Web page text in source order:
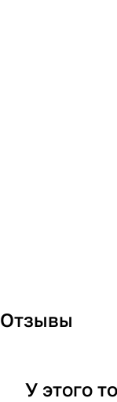
Отзывы
У этого